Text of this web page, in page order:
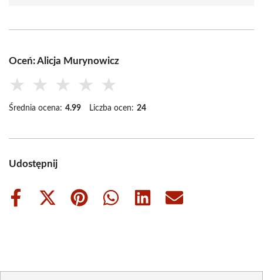
Oceń: Alicja Murynowicz
★ ★ ★ ★ ★
Średnia ocena: 4.99 Liczba ocen: 24
Udostępnij
Share
Share
Share
Share
Share
Share